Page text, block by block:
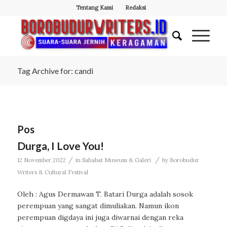
Tentang Kami Redaksi
Tag Archive for: candi
Pos
Durga, I Love You!
12 November 2022 / in Sahabat Museum & Galeri / by Borobudur
Writers & Cultural Festival
Oleh : Agus Dermawan T. Batari Durga adalah sosok
perempuan yang sangat dimuliakan. Namun ikon
perempuan digdaya ini juga diwarnai dengan reka